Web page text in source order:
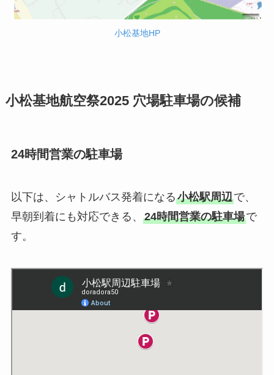
小松基地HP
小松基地航空祭2025 穴場駐車場の候補
24時間営業の駐車場
以下は、シャトルバス発着になる小松駅周辺で、
早朝到着にも対応できる、 24時間営業の駐車場で
す。